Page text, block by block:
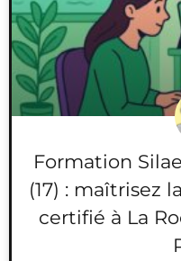
Formation
(17) : maîtrisez
certifié à La